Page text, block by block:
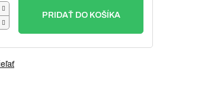
PRIDAŤ DO KOŠÍKA